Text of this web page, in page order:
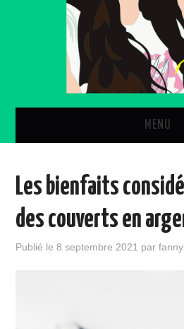
MENU
DIVERS
Les bienfaits
des couverts en
Publié le8 septembre 2021 par